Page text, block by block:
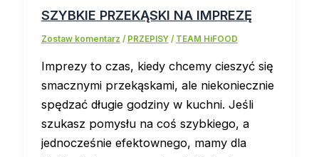
SZYBKIE PRZEKĄSKI NA IMPREZĘ
Zostaw komentarz / PRZEPISY/ TEAM HiFOOD
Imprezy to czas, kiedy chcemy cieszyć się
smacznymi przekąskami, ale niekoniecznie
spędzać długie godziny w kuchni. Jeśli
szukasz pomysłu na coś szybkiego, a
jednocześnie efektownego, mamy dla